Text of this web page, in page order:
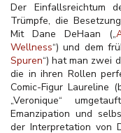
Der Einfallsreichtum
Trümpfe, die
Mit Dane DeHaan („
Wellness“) und dem
Spuren“) hat man zwei
die in ihren Rollen
Comic-Figur Laureline
„Veronique“
Emanzipation und
der Interpretation von